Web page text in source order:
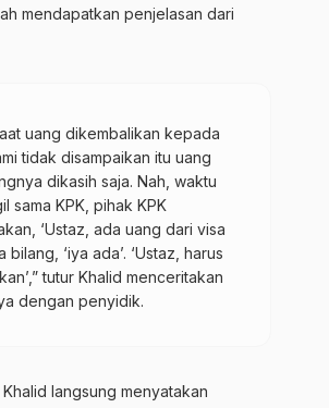
mendapatkan penjelasan dari
uang dikembalikan kepada
tidak disampaikan itu uang
dikasih saja. Nah, waktu
sama KPK, pihak KPK
‘Ustaz, ada uang dari visa
bilang, ‘iya ada’. ‘Ustaz, harus
tutur Khalid menceritakan
dengan penyidik.
langsung menyatakan